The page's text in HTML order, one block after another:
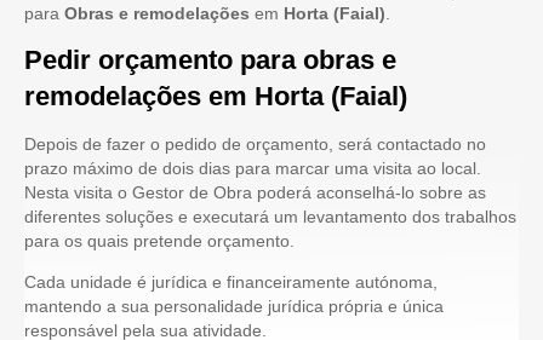
para Obras e remodelações em Horta (Faial)
Pedir orçamento para obras e
remodelações em Horta (Faial)
Depois de fazer o pedido de orçamento, será contactado no
prazo máximo de dois dias para marcar uma visita ao local.
Nesta visita o Gestor de Obra poderá aconselhá-lo sobre as
diferentes soluções e executará um levantamento dos trabalhos
para os quais pretende orçamento.
Cada unidade é jurídica e financeiramente autónoma,
mantendo a sua personalidade jurídica própria e única
responsável pela sua atividade.